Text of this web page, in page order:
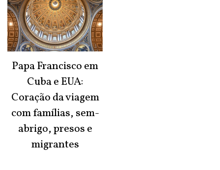
Papa Francisco em
Cuba e EUA:
Coração da viagem
com famílias, sem-
abrigo, presos e
migrantes